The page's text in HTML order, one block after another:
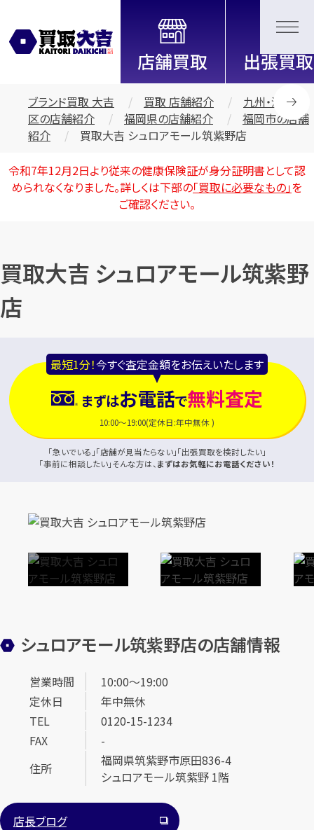
全国2200店舗以上展開中！
信頼と実績の買取専門店「買取大
吉」
カンタン無料
ブランド買取 大吉 買取 店舗紹介
九州・沖縄地
区の店舗紹介
福岡県の店舗紹介
福岡市の店舗
紹介
買取大吉 シュロアモール筑紫野店
令和7年12月2日より従来の健康保険証が身分証明書として認
められなくなりました。詳しくは下部の「買取に必要なもの」を
ご確認ください。
買取大吉 シュロアモール筑紫野
店
最短1分！今すぐ査定金額をお伝えいたします
まずはお電話で無料査定
10:00～19:00(定休日:年中無休 )
「急いでいる」「店舗が見当たらない」「出張買取を検討したい」
「事前に相談したい」そんな方は、 まずはお気軽にお電話ください！
シュロアモール筑紫野店の店舗情報
営業時間
10:00～19:00
定休日
年中無休
TEL
0120-15-1234
FAX
-
住所
福岡県筑紫野市原田836-4
シュロアモール筑紫野 1階
店長ブログ